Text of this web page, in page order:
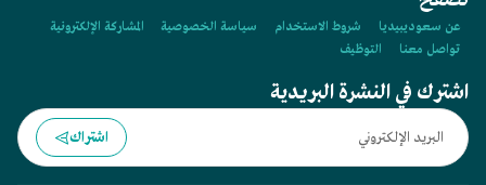
عن سعوديبيديا شروط الاستخدام سياسة الخصوصية
المشاركة الإلكترونية
تواصل معنا
التوظيف
اشترك في النشرة البريدية
اشتراك